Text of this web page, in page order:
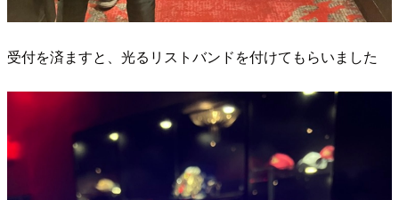
受付を済ますと、光るリストバンドを付けてもらいました